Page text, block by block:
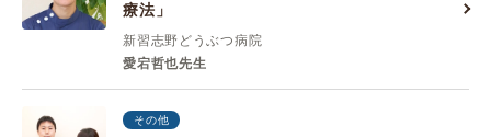
療法」
新習志野どうぶつ病院
愛宕哲也先生
その他